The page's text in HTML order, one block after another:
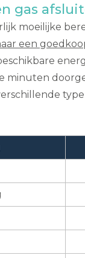
gas
moeilijke
een
minuten